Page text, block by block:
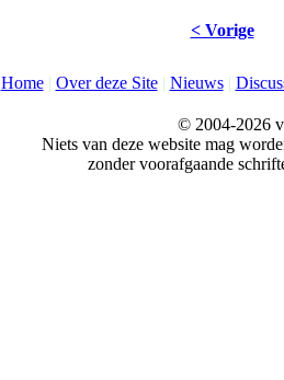
< Vorige
Home| Over deze Site| Nieuws|
© 2004-2026
Niets van deze website mag
zonder voorafgaande